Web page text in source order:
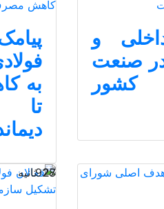
و
صنعت
کشور
به
27 ثانیه
928